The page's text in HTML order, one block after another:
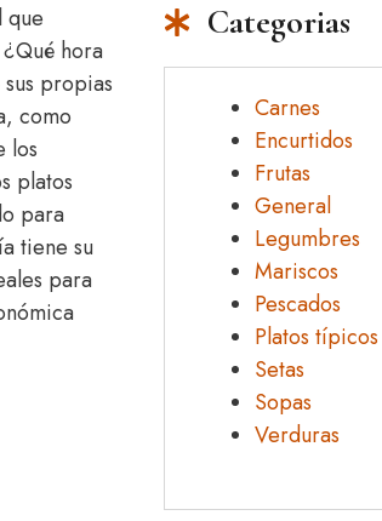
que
hora
propias
como
los
platos
para
tiene su
para
Categorias
Carnes
Encurtidos
Frutas
General
Legumbres
Mariscos
Pescados
Platos típicos
Setas
Sopas
Verduras